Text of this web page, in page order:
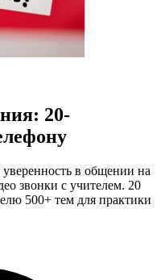
20-
в общении на
звонки с учителем. 20
500+ тем для практики